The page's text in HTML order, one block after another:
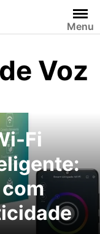
Menu
Voz
Fi